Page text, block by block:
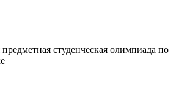
студенческая олимпиада по